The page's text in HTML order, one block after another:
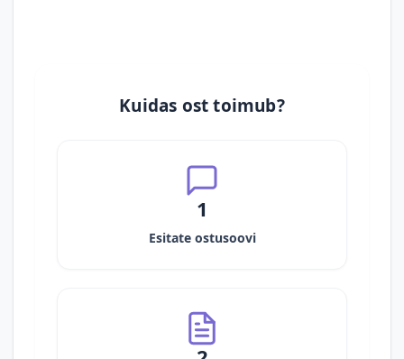
Kuidas ost toimub?
1
Esitate ostusoovi